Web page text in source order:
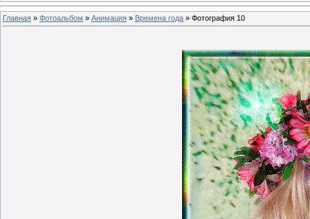
Главная » Фотоальбом » Анимация » Времена года » Фотография 10